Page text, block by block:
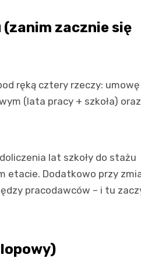
zacznie się
ręką cztery rzeczy: umowę
(lata pracy + szkoła) oraz
lat szkoły do stażu
etacie. Dodatkowo przy
pracodawców – i tu